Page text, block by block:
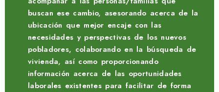
buscan ese cambio, asesorando acerca de la
ubicación que mejor encaje con las
necesidades y perspectivas de los nuevos
pobladores, colaborando en la búsqueda de
vivienda, así como proporcionando
información acerca de las oportunidades
laborales existentes para facilitar de forma